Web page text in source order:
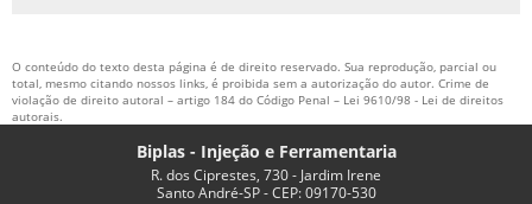
O conteúdo do texto desta página é de direito reservado. Sua reprodução, parcial ou
total, mesmo citando nossos links, é proibida sem a autorização do autor. Crime de
violação de direito autoral – artigo 184 do Código Penal – Lei 9610/98 - Lei de direitos
autorais.
Biplas - Injeção e Ferramentaria
R. dos Ciprestes, 730 - Jardim Irene
Santo André-SP - CEP: 09170-530